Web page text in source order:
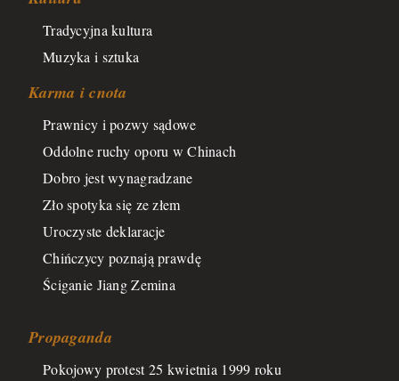
Tradycyjna kultura
Muzyka i sztuka
Karma i cnota
Prawnicy i pozwy sądowe
Oddolne ruchy oporu w Chinach
Dobro jest wynagradzane
Zło spotyka się ze złem
Uroczyste deklaracje
Chińczycy poznają prawdę
Ściganie Jiang Zemina
Propaganda
Pokojowy protest 25 kwietnia 1999 roku